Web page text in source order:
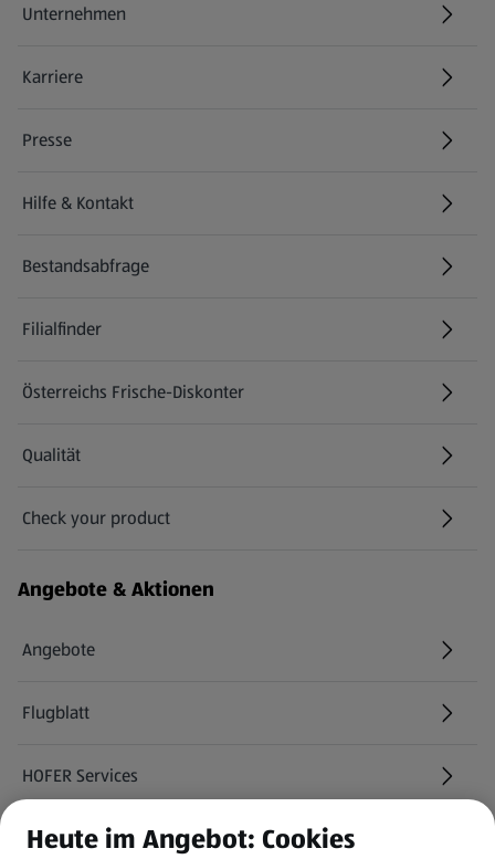
Unternehmen
Karriere
(öffnet in einem neuen Tab)
Presse
Hilfe & Kontakt
(öffnet in einem neuen Tab)
Bestandsabfrage
(öffnet in einem neuen Tab)
Filialfinder
Österreichs Frische-Diskonter
Qualität
Check your product
(öffnet in einem neuen Tab)
Angebote & Aktionen
Angebote
Flugblatt
HOFER Services
Newsletter
Heute im Angebot: Cookies